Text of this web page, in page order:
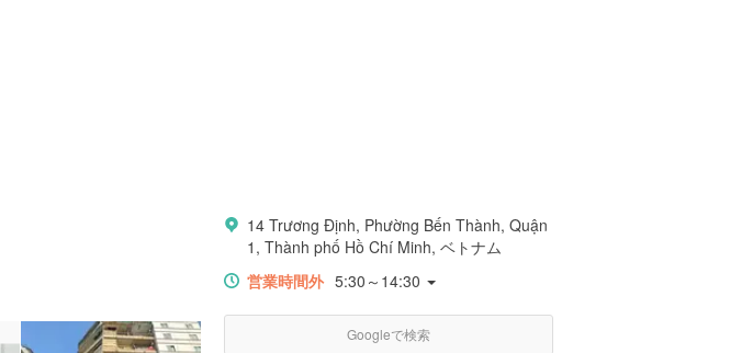
14 Trương Định, Phường Bến Thành, Quận
1, Thành phố Hồ Chí Minh, ベトナム
営業時間外 5:30～14:30
Googleで検索